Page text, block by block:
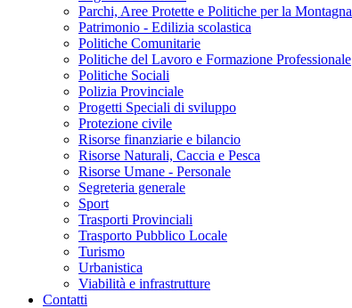
Parchi, Aree Protette e Politiche per la Montagna
Patrimonio - Edilizia scolastica
Politiche Comunitarie
Politiche del Lavoro e Formazione Professionale
Politiche Sociali
Polizia Provinciale
Progetti Speciali di sviluppo
Protezione civile
Risorse finanziarie e bilancio
Risorse Naturali, Caccia e Pesca
Risorse Umane - Personale
Segreteria generale
Sport
Trasporti Provinciali
Trasporto Pubblico Locale
Turismo
Urbanistica
Viabilità e infrastrutture
Contatti